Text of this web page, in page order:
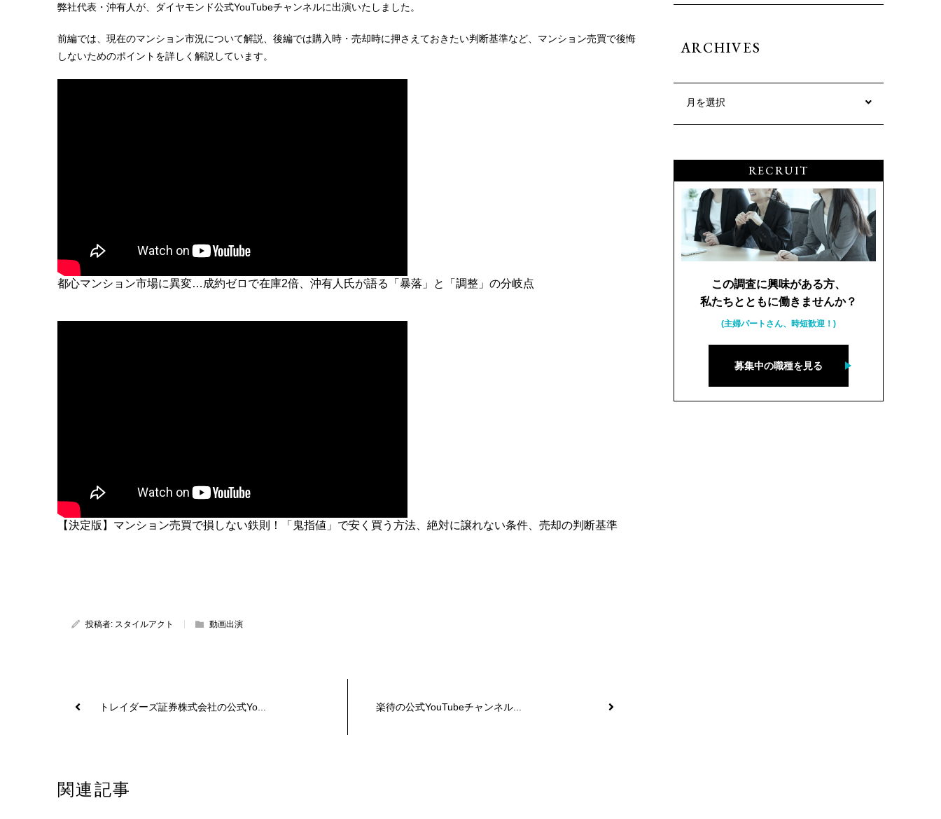
弊社代表・沖有人が、ダイヤモンド公式YouTubeチャンネルに出演いたしました。
前編では、現在のマンション市況について解説、後編では購入時・売却時に押さえておきたい判断基準など、マンション売買で後悔
しないためのポイントを詳しく解説しています。
都心マンション市場に異変…成約ゼロで在庫2倍、沖有人氏が語る「暴落」と「調整」の分岐点
【決定版】マンション売買で損しない鉄則！「鬼指値」で安く買う方法、絶対に譲れない条件、売却の判断基準
投稿者: スタイルアクト 動画出演
トレイダーズ証券株式会社の公式Yo... 楽待の公式YouTubeチャンネル...
関連記事
ARCHIVES
月を選択
RECRUIT
この調査に興味がある方、
私たちとともに働きませんか？
(主婦パートさん、時短歓迎！)
募集中の職種を見る